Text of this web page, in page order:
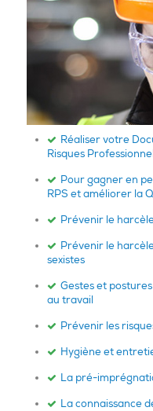
Réaliser votre
Risques
Pour gagner en
RPS et améliorer la
Prévenir le
Prévenir le
sexistes
Gestes et
au travail
Prévenir les
Hygiène et
La pré-
La connaissance